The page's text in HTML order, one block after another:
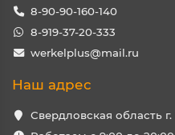
8-90-90-160-140
8-919-37-20-333
werkelplus@mail.ru
Наш адрес
Свердловская область